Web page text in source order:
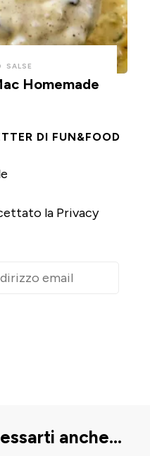
SALSE
Homemade
DI FUN&FOOD
la Privacy
anche...